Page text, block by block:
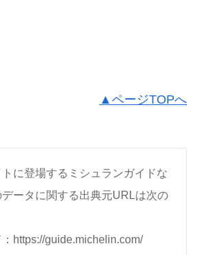
▲ページTOPへ
トに登場するミシュランガイドな
ータに関する出典元URLは次の
https://guide.michelin.com/